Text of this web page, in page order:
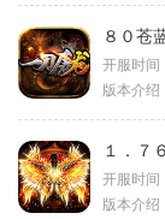
８０苍
开服时间
版本介绍
１．７
开服时间
版本介绍